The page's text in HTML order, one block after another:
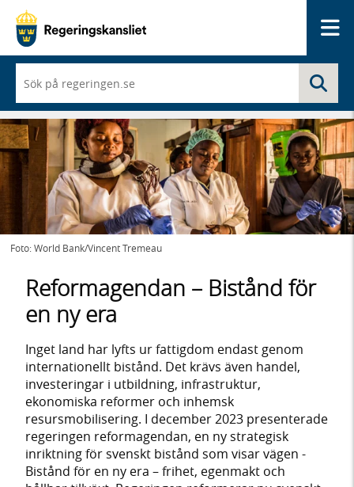
du
börjar
skriva
så
framträder
en
lista
sökförslag
Foto: World Bank/Vincent Tremeau
Reformagendan – Bistånd för
en ny era
Inget land har lyfts ur fattigdom endast genom
internationellt bistånd. Det krävs även handel,
investeringar i utbildning, infrastruktur,
ekonomiska reformer och inhemsk
resursmobilisering. I december 2023 presenterade
regeringen reformagendan, en ny strategisk
inriktning för svenskt bistånd som visar vägen -
Bistånd för en ny era – frihet, egenmakt och